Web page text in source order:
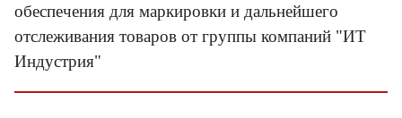
обеспечения для маркировки и дальнейшего
отслеживания товаров от группы компаний "ИТ
Индустрия"